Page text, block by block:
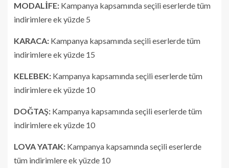
MODALİFE: Kampanya kapsamında seçili eserlerde tüm
indirimlere ek yüzde 5
KARACA: Kampanya kapsamında seçili eserlerde tüm
indirimlere ek yüzde 15
KELEBEK: Kampanya kapsamında seçili eserlerde tüm
indirimlere ek yüzde 10
DOĞTAŞ: Kampanya kapsamında seçili eserlerde tüm
indirimlere ek yüzde 10
LOVA YATAK: Kampanya kapsamında seçili eserlerde
tüm indirimlere ek yüzde 10